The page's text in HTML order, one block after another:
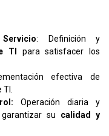
: Definición y
TI
para satisfacer los
efectiva de
TI.
Operación diaria y
su calidad y